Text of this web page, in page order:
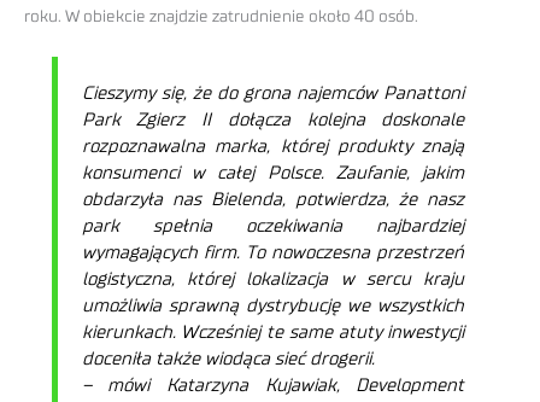
roku. W obiekcie znajdzie zatrudnienie około 40 osób.
Cieszymy się, że do grona najemców Panattoni
Park Zgierz II dołącza kolejna doskonale
rozpoznawalna marka, której produkty znają
konsumenci w całej Polsce. Zaufanie, jakim
obdarzyła nas Bielenda, potwierdza, że nasz
park spełnia oczekiwania najbardziej
wymagających firm. To nowoczesna przestrzeń
logistyczna, której lokalizacja w sercu kraju
umożliwia sprawną dystrybucję we wszystkich
kierunkach. Wcześniej te same atuty inwestycji
doceniła także wiodąca sieć drogerii.
– mówi Katarzyna Kujawiak, Development